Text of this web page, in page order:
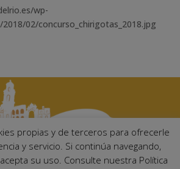
propias y de terceros para ofrecerle
y servicio. Si continúa navegando,
su uso. Consulte nuestra Política